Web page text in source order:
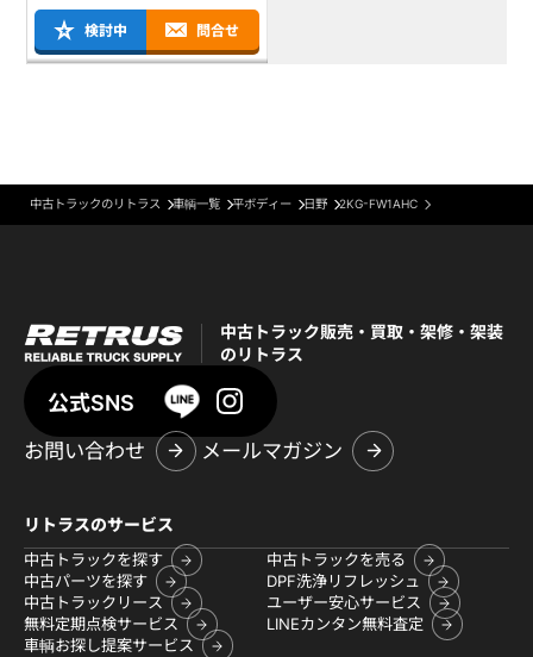
検討中 問合せ
中古トラックのリトラス 車輌一覧 平ボディー 日野 2KG-FW1AHC
中古トラック販売・買取・架修・架装
のリトラス
公式SNS
お問い合わせ
メールマガジン
リトラスのサービス
中古トラックを探す
中古トラックを売る
中古パーツを探す
DPF洗浄リフレッシュ
中古トラックリース
ユーザー安心サービス
無料定期点検サービス
LINEカンタン無料査定
車輌お探し提案サービス